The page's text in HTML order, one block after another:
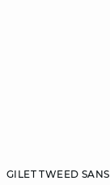
GILET TWEED